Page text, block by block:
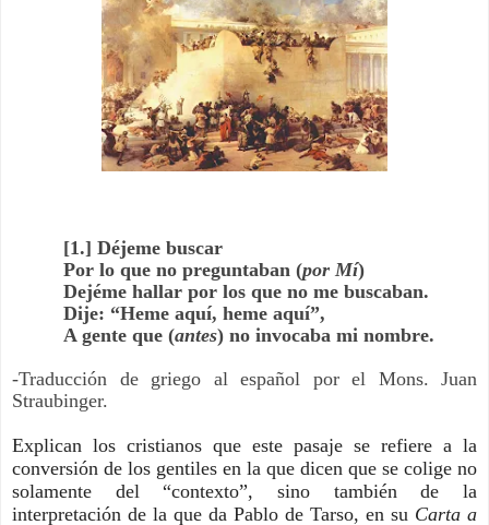
[1.] Déjeme buscar
Por lo que no preguntaban (por Mí)
Dejéme hallar por los que no me buscaban.
Dije: “Heme aquí, heme aquí”,
A gente que (antes) no invocaba mi nombre.
-Traducción de griego al español por el Mons. Juan
Straubinger.
Explican los cristianos que este pasaje se refiere a la
conversión de los gentiles en la que dicen que se colige no
solamente del “contexto”, sino también de la
interpretación de la que da Pablo de Tarso, en su Carta a